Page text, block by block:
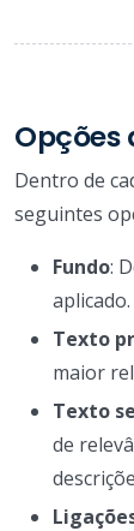
Opções
Dentro de
seguintes
Fundo:
aplicado.
Texto
maior
Texto
de